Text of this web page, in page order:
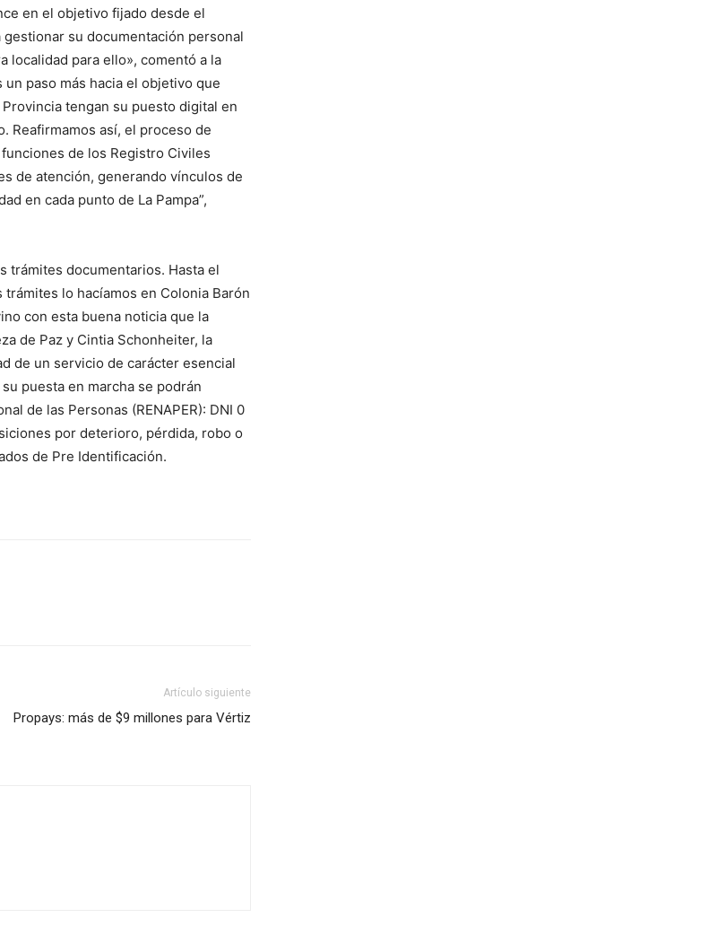
en el objetivo fijado desde el
su documentación personal
localidad para ello», comentó a la
paso más hacia el objetivo que
tengan su puesto digital en
Reafirmamos así, el proceso de
de los Registro Civiles
de atención, generando vínculos de
en cada punto de La Pampa”,
trámites documentarios. Hasta el
lo hacíamos en Colonia Barón
con esta buena noticia que la
de Paz y Cintia Schonheiter, la
de un servicio de carácter esencial
puesta en marcha se podrán
de las Personas (RENAPER): DNI 0
por deterioro, pérdida, robo o
de Pre Identificación.
Artículo siguiente
Propays: más de $9 millones para Vértiz